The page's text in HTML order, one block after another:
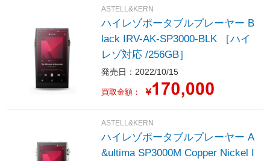
ASTELL&KERN
ハイレゾポータブルプレーヤー B
lack IRV-AK-SP3000-BLK ［ハイ
レゾ対応 /256GB］
発売日：2022/10/15
買取金額： ￥
ASTELL&KERN
ハイレゾポータブルプレーヤー A
&ultima SP3000M Copper Nickel I